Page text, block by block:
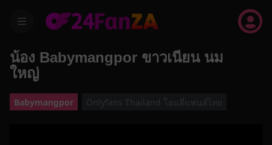
menu
น้อง Babymangpor ขาวเนียน นม
ใหญ่
Babymangpor Onlyfans Thailand โอนลี่แฟนส์ไทย